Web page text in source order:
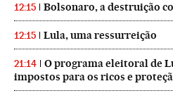
12:15 Bolsonaro, a destruição
12:15 Lula, uma ressurreição
21:14
O programa eleitoral de
impostos para os ricos e